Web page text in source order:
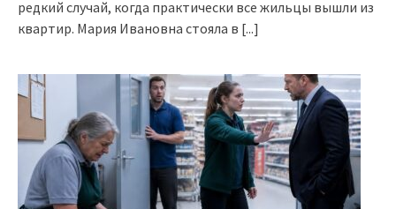
редкий случай, когда практически все жильцы вышли из
квартир. Мария Ивановна стояла в [...]